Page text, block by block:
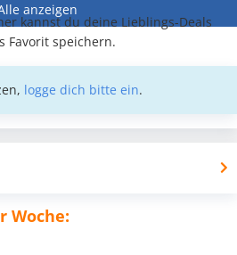
anzeigen
kannst du deine Lieblings-Deals
Favorit speichern.
logge dich bitte ein.
Woche: